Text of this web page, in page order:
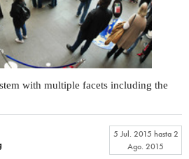
with multiple facets including the
5 Jul. 2015 hasta2
Ago. 2015